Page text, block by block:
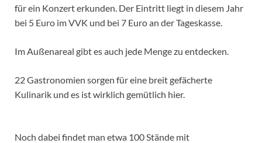
für ein Konzert erkunden. Der Eintritt liegt in diesem Jahr
bei 5 Euro im VVK und bei 7 Euro an der Tageskasse.
Im Außenareal gibt es auch jede Menge zu entdecken.
22 Gastronomien sorgen für eine breit gefächerte
Kulinarik und es ist wirklich gemütlich hier.
Noch dabei findet man etwa 100 Stände mit